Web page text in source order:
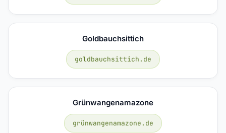
Goldbauchsittich
goldbauchsittich.de
Grünwangenamazone
grünwangenamazone.de